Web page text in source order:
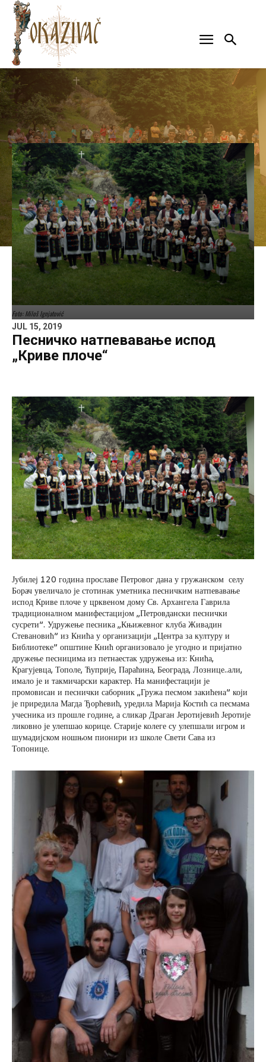
Foto: Miloš Ignjatović
JUL 15, 2019
Песничко натпевавање испод
„Криве плоче“
Јубилеј 120 година прославе Петровог дана у гружанском селу
Борач увеличало је стотинак уметника песничким натпевавање
испод Криве плоче у црквеном дому Св. Архангела Гаврила
традиционалном манифестацијом „Петровдански песнички
сусрети”. Удружење песника „Књижевног клуба Живадин
Стевановић” из Кнића у организацији „Центра за културу и
Библиотеке” општине Кнић организовало је угодно и пријатно
дружење песницима из петнаестак удружења из: Кнића,
Крагујевца, Тополе, Ћуприје, Параћина, Београда, Лознице..али,
имало је и такмичарски карактер. На манифестацији је
промовисан и песнички саборник „Гружа песмом закићена” који
је приредила Магда Ђорћевић, уредила Марија Костић са песмама
учесника из прошле године, а сликар Драган Јеротијевић Јеротије
ликовно је улепшао корице. Старије колеге су улепшали игром и
шумадијском ношњом пионири из школе Свети Сава из
Топонице.